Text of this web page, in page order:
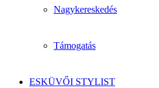
Nagykereskedés
Támogatás
ESKÜVŐI STYLIST